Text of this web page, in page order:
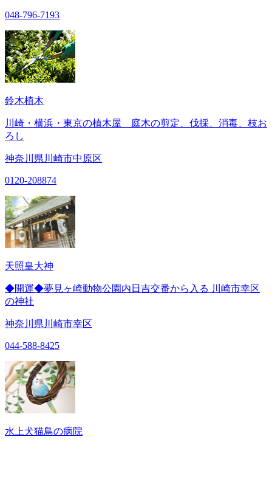
048-796-7193
鈴木植木
川崎・横浜・東京の植木屋 庭木の剪定、伐採、消毒、枝お
ろし
神奈川県川崎市中原区
0120-208874
天照皇大神
◆開運◆夢見ヶ崎動物公園内日吉交番から入る 川崎市幸区
の神社
神奈川県川崎市幸区
044-588-8425
水上犬猫鳥の病院